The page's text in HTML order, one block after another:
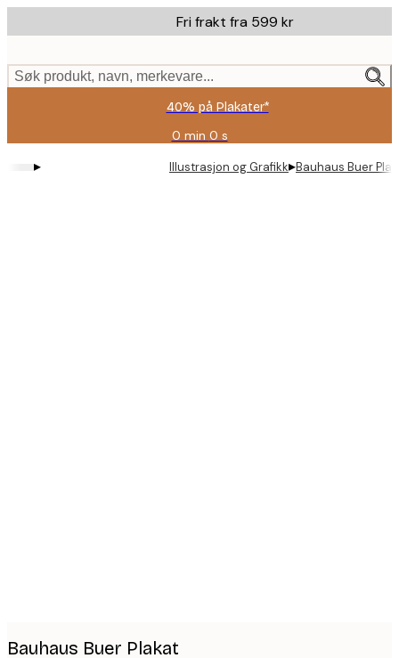
to
content.
Fri frakt fra 599 kr
Søk produkt, navn, merkevare...
40% på Plakater*
0 min 0 s
Gyldig
og
▸ Illustrasjon og Grafikk▸Bauhaus Buer
Bauhaus Buer Plakat